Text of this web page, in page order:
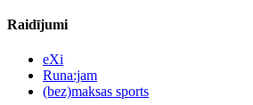
Raidījumi
eXi
Runa:jam
(bez)maksas sports